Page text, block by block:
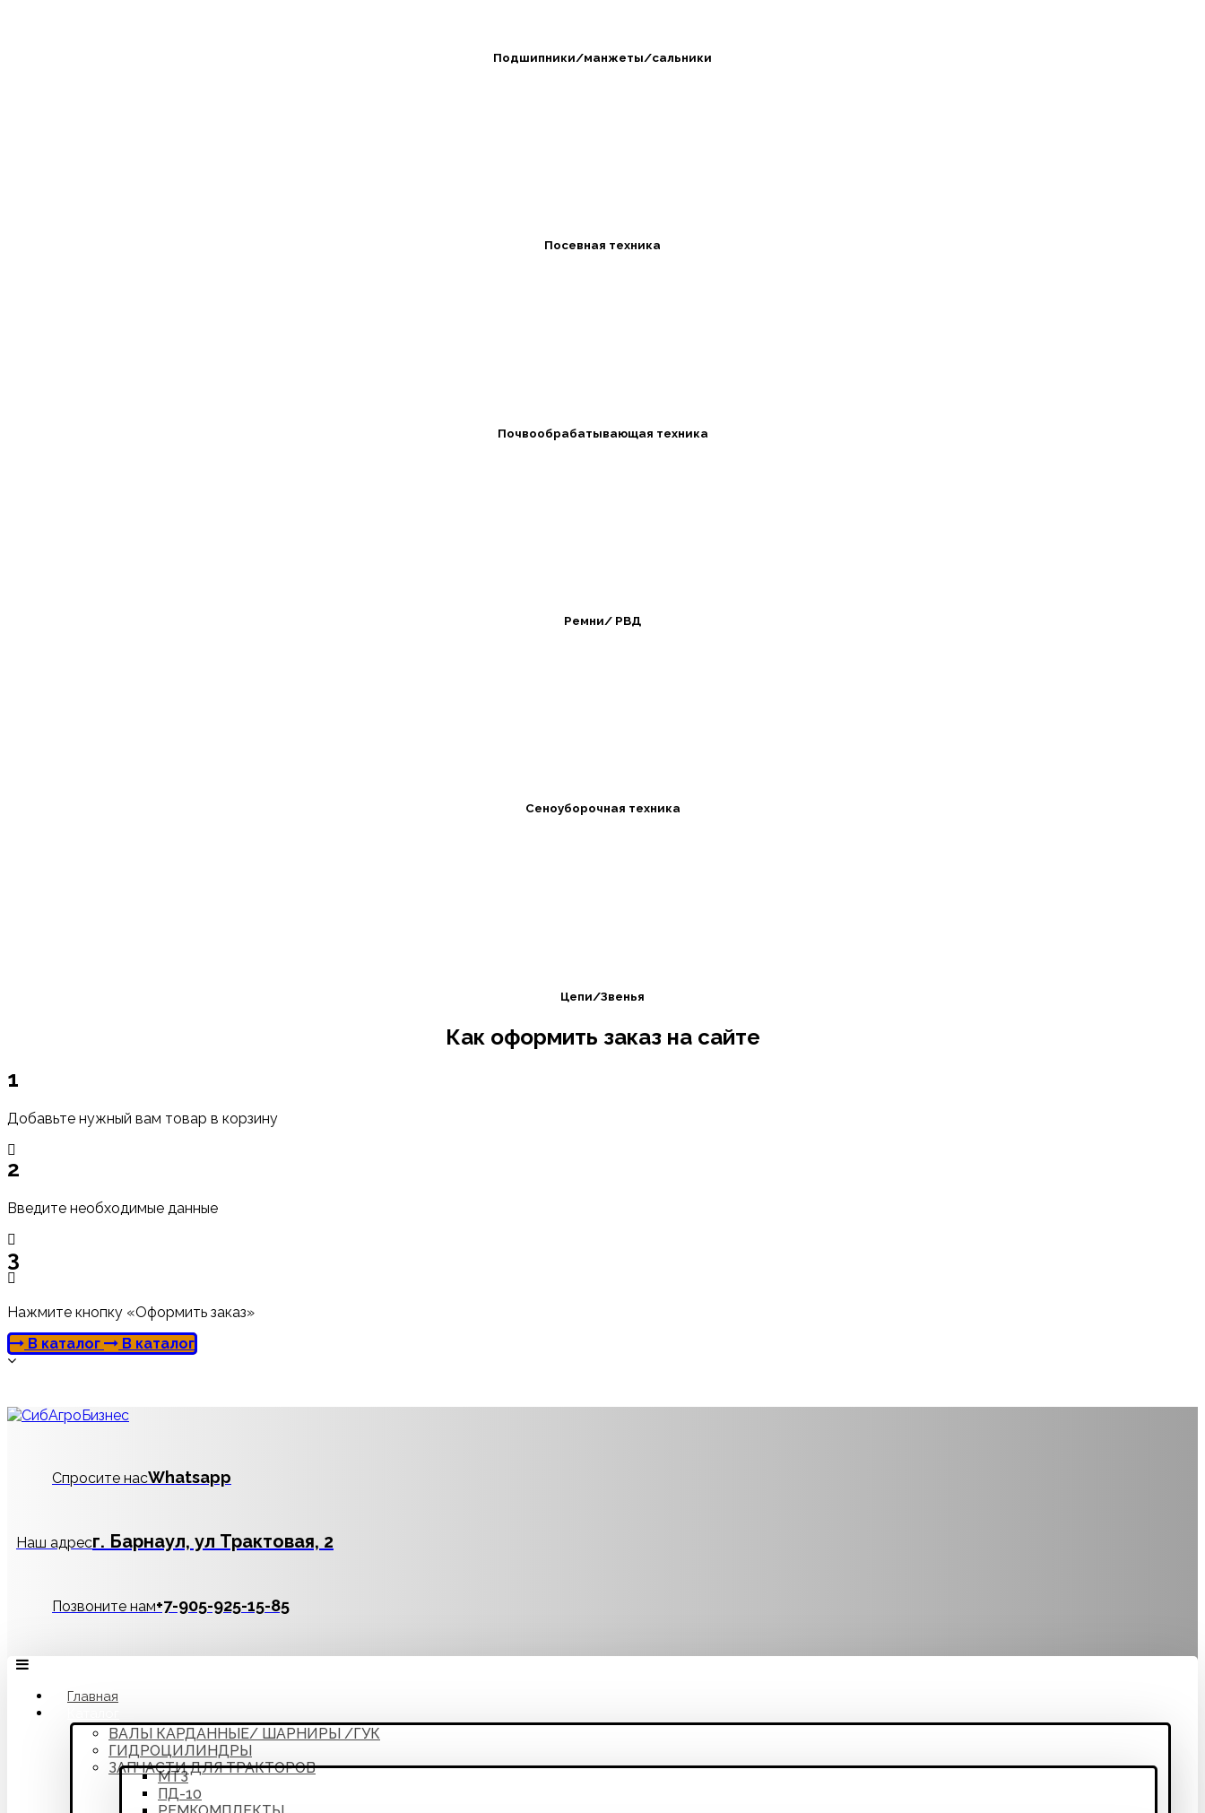
Подшипники/манжеты/сальники
Посевная техника
Почвообрабатывающая техника
Ремни/ РВД
Сеноуборочная техника
Цепи/Звенья
Как оформить заказ на сайте
1
Добавьте нужный вам товар в корзину
2
Введите необходимые данные
3
Нажмите кнопку «Оформить заказ»
В каталог
В каталог
Спросите насWhatsapp
Наш адресг. Барнаул, ул Трактовая, 2
Позвоните нам‪+7-905-925-15-85
Главная
ВАЛЫ КАРДАННЫЕ/ ШАРНИРЫ /ГУК
ГИДРОЦИЛИНДРЫ
ЗАПЧАСТИ ДЛЯ ТРАКТОРОВ
МТЗ
ПД-10